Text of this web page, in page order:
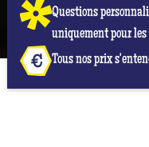
Questions
uniquement pour les
Tous nos prix